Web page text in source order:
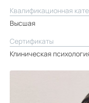
Квалификационная
Высшая
Сертификаты
Клиническая